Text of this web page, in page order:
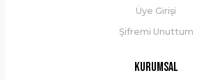
Muc-Off C3 Seramik Kuru Hava Zincir
Üye Girişi
Şifremi Unuttum
Kurumsal